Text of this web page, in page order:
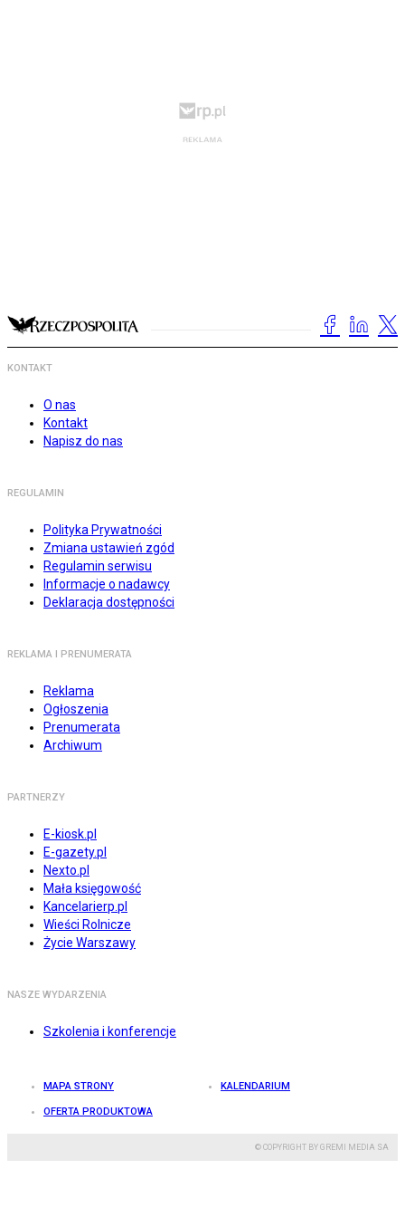
KONTAKT
O nas
Kontakt
Napisz do nas
REGULAMIN
Polityka Prywatności
Zmiana ustawień zgód
Regulamin serwisu
Informacje o nadawcy
Deklaracja dostępności
REKLAMA I PRENUMERATA
Reklama
Ogłoszenia
Prenumerata
Archiwum
PARTNERZY
E-kiosk.pl
E-gazety.pl
Nexto.pl
Mała księgowość
Kancelarierp.pl
Wieści Rolnicze
Życie Warszawy
NASZE WYDARZENIA
Szkolenia i konferencje
MAPA STRONY KALENDARIUM
OFERTA PRODUKTOWA
© COPYRIGHT BY GREMI MEDIA SA